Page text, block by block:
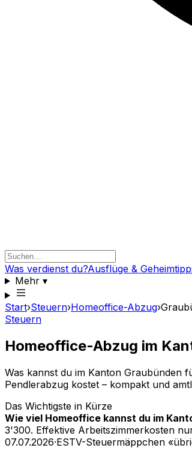
Was verdienst du?Ausflüge &
Mehr▾
Start›Steuern›Homeoffice-Abzug›
Steuern
Homeoffice-Abzug im
Was kannst du im Kanton Graubünden
Pendlerabzug kostet – kompakt und
Das Wichtigste in Kürze
Wie viel Homeoffice kannst du im
3'300. Effektive Arbeitszimmerkosten
07.07.2026·ESTV-Steuermäppchen